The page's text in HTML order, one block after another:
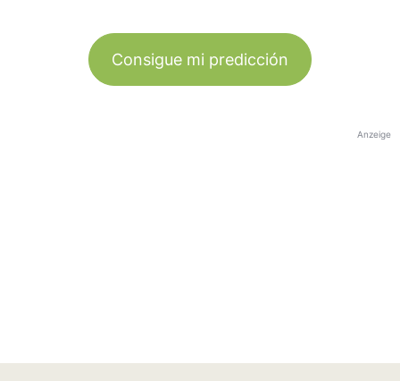
Consigue mi predicción
Anzeige